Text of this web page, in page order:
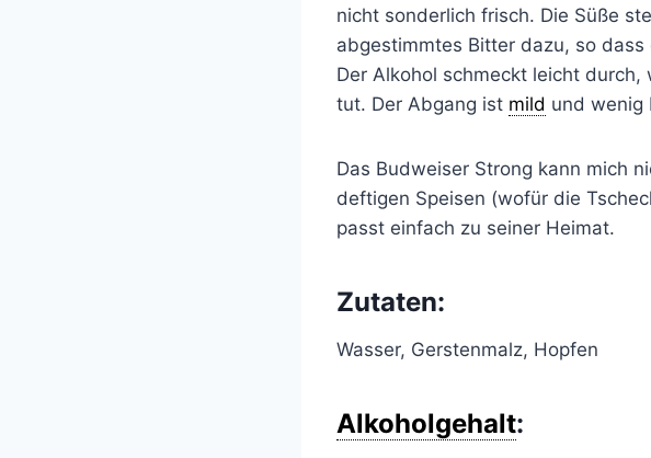
nicht sonderlich frisch. Die Süße
abgestimmtes Bitter dazu, so
Der Alkohol schmeckt leicht durch,
tut. Der Abgang ist mild und wenig
Das Budweiser Strong kann mich
deftigen Speisen (wofür die
passt einfach zu seiner Heimat.
Zutaten:
Wasser, Gerstenmalz, Hopfen
Alkoholgehalt: